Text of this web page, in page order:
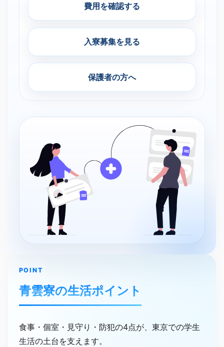
費用を確認する
入寮募集を見る
保護者の方へ
POINT
青雲寮の​生活ポイント
食事・個室・見守り・防犯の4点が、東京での学生
生活の土台を支えます。